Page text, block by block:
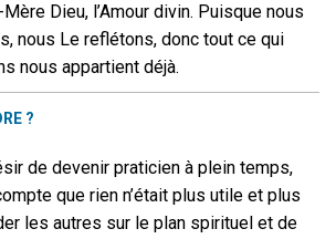
Dieu, l’Amour divin. Puisque nous
nous Le reflétons, donc tout ce qui
nous appartient déjà.
?
de devenir praticien à plein temps,
que rien n’était plus utile et plus
les autres sur le plan spirituel et de